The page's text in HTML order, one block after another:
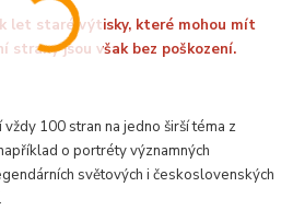
let staré výtisky, které mohou mít
strany jsou však bez poškození.
vždy 100 stran na jedno širší téma z
o portréty významných
světových i československých